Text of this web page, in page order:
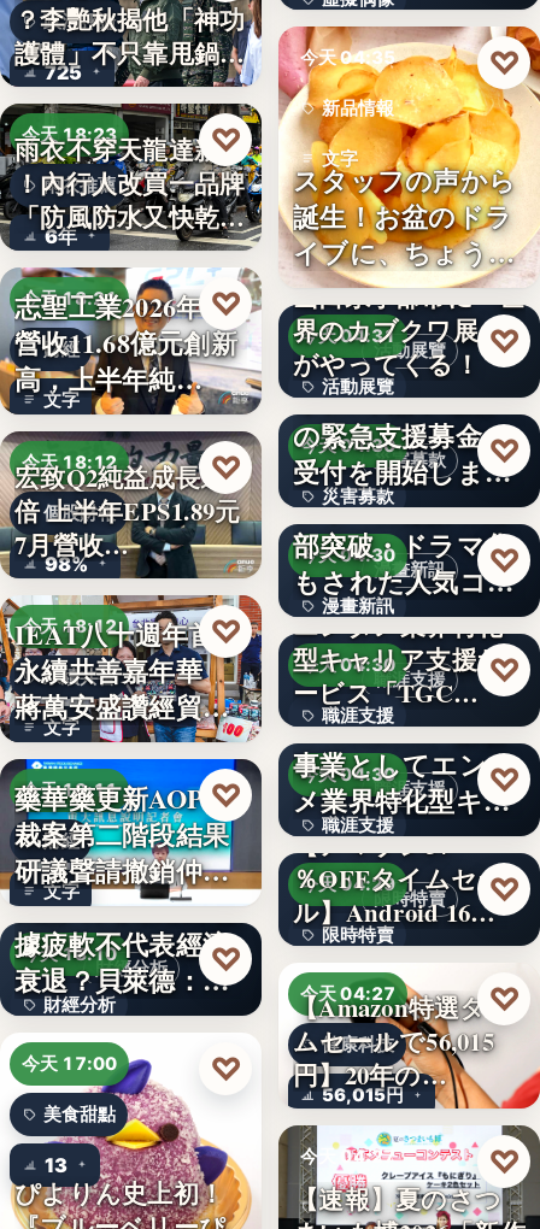
政治評論
725
？李艷秋揭他「神功
護體」不只靠甩鍋盧
秀…
今天 18:23
雨衣推薦
6年
雨衣不穿天龍達新牌
！內行人改買一品牌
「防風防水又快乾、
穿…
♡
今天 18:21
財經
文字
志聖工業2026年7月
營收11.68億元創新
高，上半年純…
♡
今天 18:12
個股財報
98%
宏致Q2純益成長近1
倍 上半年EPS1.89元
7月營收…
♡
今天 18:12
永續共善
文字
IEAT八十週年首辦
永續共善嘉年華
蔣萬安盛讚經貿公
益打…
♡
今天 18:11
財經
文字
藥華藥更新AOP仲
裁案第二階段結果
研議聲請撤銷仲裁
判斷
♡
財經分析
今天 18:10
財經分析
文字
美國7月非農就業數
據疲軟不代表經濟
衰退？貝萊德：AI
正讓…
♡
今天 17:00
美食甜點
13
ぴよりん史上初！
♡
10
今天 04:35
新品情報
文字
スタッフの声から
誕生！お盆のドラ
イブに、ちょうど
いい。「…
♡
活動展覽
今天 04:31
活動展覽
60
山口県宇部市に『世
界のカブクワ展』
がやってくる！
♡
災害募款
今天 04:30
災害募款
文字
令和8年熊本地震へ
の緊急支援募金の
受付を開始しまし
た
♡
漫畫新訊
今天 04:30
漫畫新訊
文字
シリーズ累計40万
部突破・ドラマ化
もされた人気コミ
ック！…
♡
職涯支援
今天 04:30
職涯支援
330,000
エンタメ業界特化
型キャリア支援サ
ービス「TGC…
♡
職涯支援
今天 04:30
職涯支援
文字
W TOKYO、新規
事業としてエンタ
メ業界特化型キャ
リア…
♡
限時特賣
今天 04:29
限時特賣
15,800円
【アマゾン37
％OFFタイムセー
ル】Android 16…
♡
今天 04:27
健康科技
56,015円
【Amazon特選タイ
ムセールで56,015
円】20年の…
♡
今天 04:27
美食活動
【速報】夏のさつ
♡